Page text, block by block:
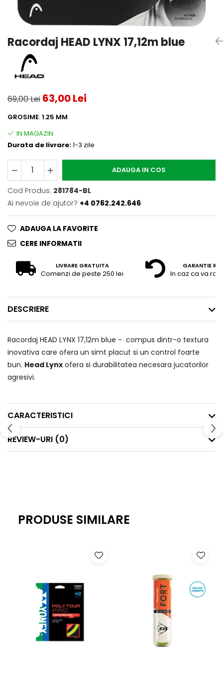
Servicii Racordare
Zgura
­--
Barbati
Dama
Juniori
Geanta
Rucsac
Husa
Rochii Padel
Sepci Padel
Jachete si Hanorace Padel
Racordaj HEAD LYNX 17,12m blue
69,00 Lei 63,00 Lei
GROSIME: 1.25 MM
Durata de livrare:1-3 zile
ADAUGA IN COS
Cod Produs: 281784-BL
Ai nevoie de ajutor? +4 0762.242.646
ADAUGA LA FAVORITE
CERE INFORMATII
LIVRARE GRATUITA
Comenzi de peste 250 lei
GARANTIE
In caz ca va
DESCRIERE
Racordaj HEAD LYNX 17,12m blue - compus dintr-o textura
inovativa care ofera un simt placut si un control foarte
bun. Head Lynx ofera si durabilitatea necesara jucatorilor
agresivi.
CARACTERISTICI
REVIEW-URI (0)
PRODUSE SIMILARE